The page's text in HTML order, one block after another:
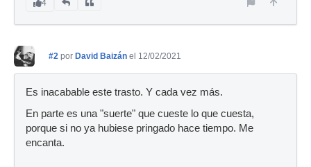
4
#2 por David Baizán el 12/02/2021
Es inacabable este trasto. Y cada vez más.
En parte es una "suerte" que cueste lo que cuesta,
porque si no ya hubiese pringado hace tiempo. Me
encanta.